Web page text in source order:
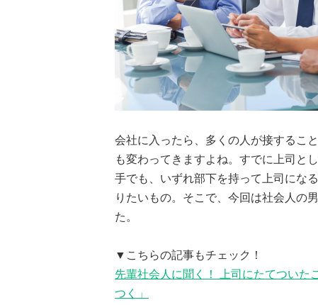
会社に入ったら、多くの人が接するこ
も変わってきますよね。すでに上司と
手でも、いずれ部下を持って上司にな
りたいもの。そこで、今回は社会人の
た。
▼こちらの記事もチェック！
先輩社会人に聞く！ 上司にたてつい
つく」